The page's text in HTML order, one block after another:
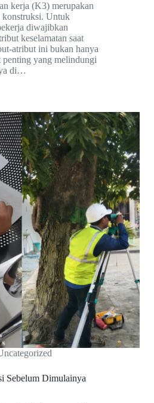
kerja (K3) merupakan
konstruksi. Untuk
diwajibkan
keselamatan saat
atribut ini bukan hanya
yang melindungi
di…
Sebelum Dimulainya